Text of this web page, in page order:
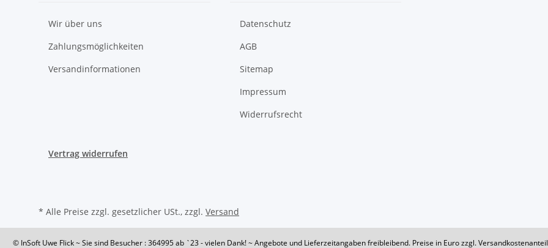
Wir über uns
Zahlungsmöglichkeiten
Versandinformationen
Datenschutz
AGB
Sitemap
Impressum
Widerrufsrecht
Vertrag widerrufen
* Alle Preise zzgl. gesetzlicher USt., zzgl. Versand
© InSoft Uwe Flick~ Sie sind Besucher : 364995ab `23 - vielen Dank! ~ Angebote und Lieferzeitangaben freibleibend. Preise in Euro zzgl.